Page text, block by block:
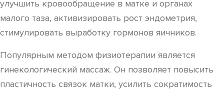
улучшить кровообращение в матке и органах
малого таза, активизировать рост эндометрия,
стимулировать выработку гормонов яичников.
Популярным методом физиотерапии является
гинекологический массаж. Он позволяет повысить
пластичность связок матки, усилить сократимость